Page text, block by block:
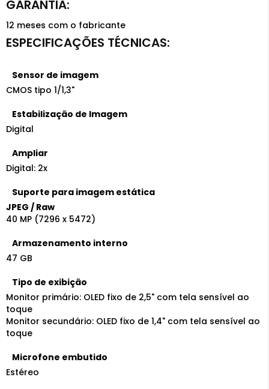
12 meses com o fabricante
Sensor de imagem
CMOS tipo 1/1,3"
Estabilização de Imagem
Digital
Ampliar
Digital: 2x
Suporte para imagem estática
JPEG / Raw
40 MP (7296 x 5472)
Armazenamento interno
47 GB
Tipo de exibição
Monitor primário: OLED fixo de 2,5" com tela sensível ao
toque
Monitor secundário: OLED fixo de 1,4" com tela sensível ao
toque
Microfone embutido
Estéreo